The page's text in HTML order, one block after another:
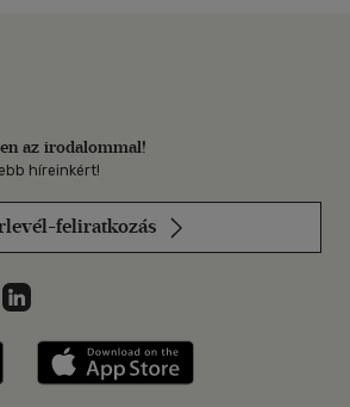
az irodalommal!
híreinkért!
feliratkozás
on
az Instagramon
Libri a LinkedInen
Libri applikáció Szerezd meg: Google